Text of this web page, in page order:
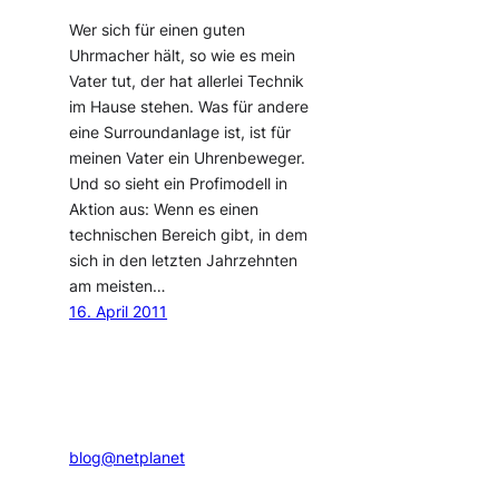
Wer sich für einen guten
Uhrmacher hält, so wie es mein
Vater tut, der hat allerlei Technik
im Hause stehen. Was für andere
eine Surroundanlage ist, ist für
meinen Vater ein Uhrenbeweger.
Und so sieht ein Profimodell in
Aktion aus: Wenn es einen
technischen Bereich gibt, in dem
sich in den letzten Jahrzehnten
am meisten…
16. April 2011
blog@netplanet